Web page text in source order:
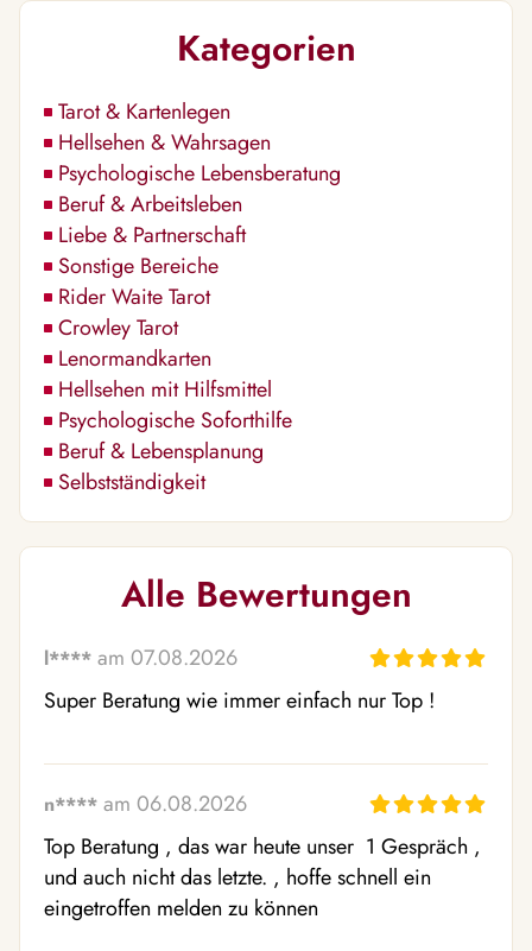
Kategorien
Tarot & Kartenlegen
Hellsehen & Wahrsagen
Psychologische Lebensberatung
Beruf & Arbeitsleben
Liebe & Partnerschaft
Sonstige Bereiche
Rider Waite Tarot
Crowley Tarot
Lenormandkarten
Hellsehen mit Hilfsmittel
Psychologische Soforthilfe
Beruf & Lebensplanung
Selbstständigkeit
Alle Bewertungen
l**** am 07.08.2026
Super Beratung wie immer einfach nur Top !
n**** am 06.08.2026
Top Beratung , das war heute unser  1 Gespräch ,
und auch nicht das letzte. , hoffe schnell ein
eingetroffen melden zu können